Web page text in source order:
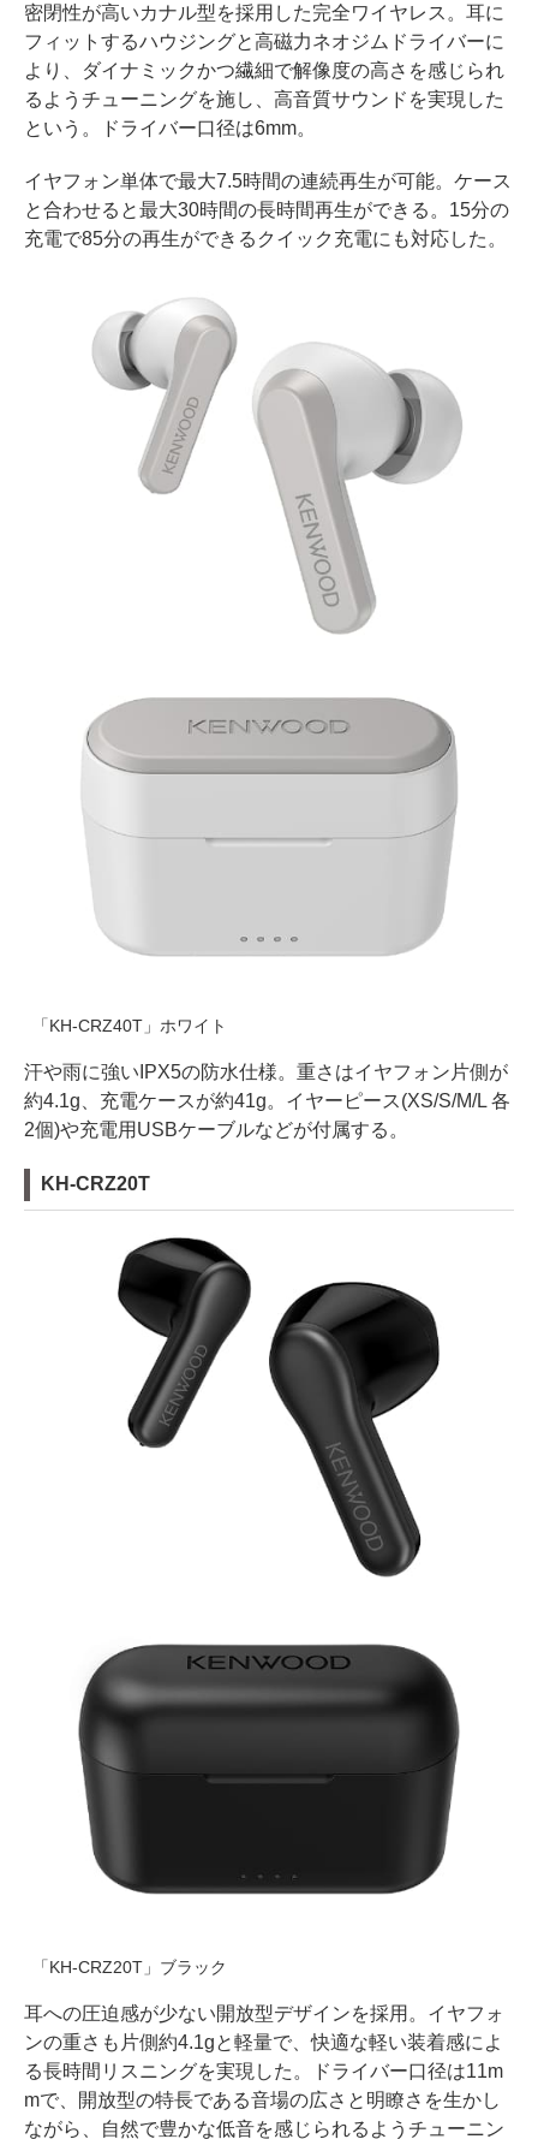
密閉性が高いカナル型を採用した完全ワイヤレス。耳に
フィットするハウジングと高磁力ネオジムドライバーに
より、ダイナミックかつ繊細で解像度の高さを感じられ
るようチューニングを施し、高音質サウンドを実現した
という。ドライバー口径は6mm。
イヤフォン単体で最大7.5時間の連続再生が可能。ケース
と合わせると最大30時間の長時間再生ができる。15分の
充電で85分の再生ができるクイック充電にも対応した。
「KH-CRZ40T」ホワイト
汗や雨に強いIPX5の防水仕様。重さはイヤフォン片側が
約4.1g、充電ケースが約41g。イヤーピース(XS/S/M/L 各
2個)や充電用USBケーブルなどが付属する。
KH-CRZ20T
「KH-CRZ20T」ブラック
耳への圧迫感が少ない開放型デザインを採用。イヤフォ
ンの重さも片側約4.1gと軽量で、快適な軽い装着感によ
る長時間リスニングを実現した。ドライバー口径は11m
mで、開放型の特長である音場の広さと明瞭さを生かし
ながら、自然で豊かな低音を感じられるようチューニン